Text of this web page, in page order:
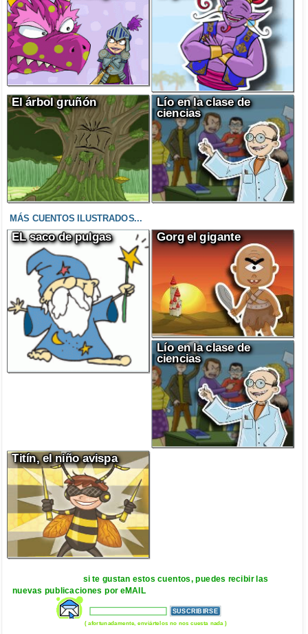
El árbol gruñón
Lío en la clase de
ciencias
MÁS CUENTOS ILUSTRADOS...
EL saco de pulgas Gorg el gigante
Lío en la clase de
ciencias
Titín, el niño avispa
si te gustan estos cuentos, puedes recibir las
nuevas publicaciones por eMAIL
( afortunadamente, enviártelos no nos cuesta nada )